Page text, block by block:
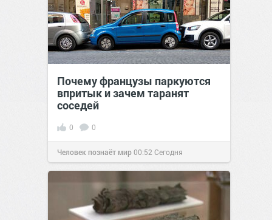
Почему французы паркуются
впритык и зачем таранят
соседей
0 0
Человек познаёт мир00:52 Сегодня